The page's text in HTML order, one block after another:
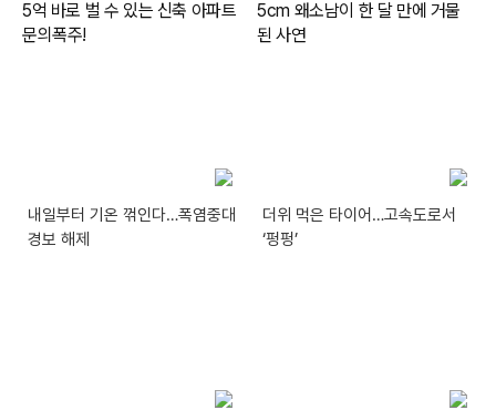
내일부터 기온 꺾인다…폭염중대
경보 해제
더위 먹은 타이어…고속도로서
‘펑펑’